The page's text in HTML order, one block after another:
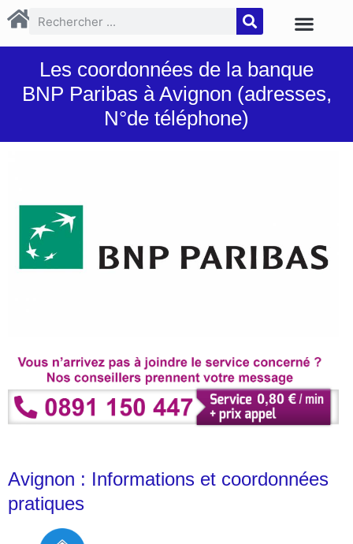
Les coordonnées de la banque
BNP Paribas à Avignon (adresses,
N°de téléphone)
Avignon : Informations et coordonnées
pratiques